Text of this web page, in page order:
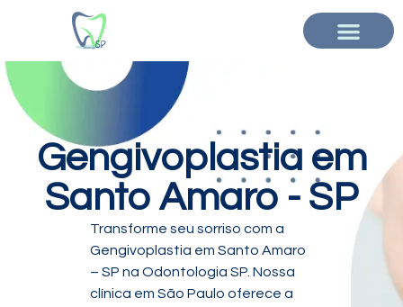
Gengivoplastia em
Santo Amaro - SP
Transforme seu sorriso com a
Gengivoplastia em Santo Amaro
– SP na Odontologia SP. Nossa
clínica em São Paulo oferece a